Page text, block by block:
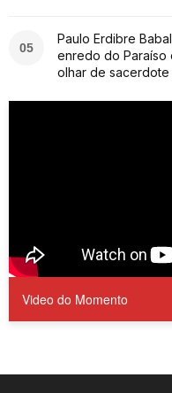
05
Paulo Erdibre
enredo do Paraíso
olhar de sacerdote
Video do Momento